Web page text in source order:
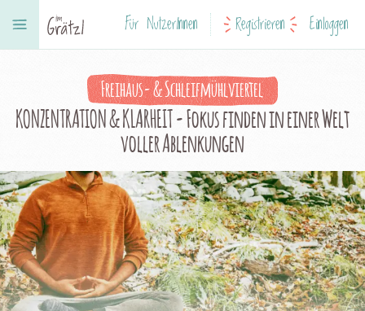
Für NutzerInnen Registrieren Einloggen
Freihaus- & Schleifmühlviertel
KONZENTRATION & KLARHEIT - Fokus finden in einer Welt
voller Ablenkungen